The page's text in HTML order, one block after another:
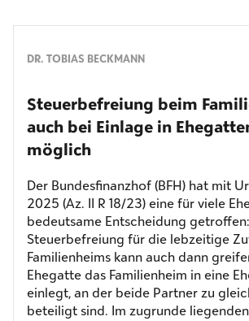
DR. TOBIAS BECKMANN
Steuerbefreiung beim
auch bei Einlage in
möglich
Der Bundesfinanzhof (BFH) hat mit
2025 (Az. II R 18/23) eine für viele
bedeutsame Entscheidung
Steuerbefreiung für die lebzeitige
Familienheims kann auch dann
Ehegatte das Familienheim in eine
einlegt, an der beide Partner zu
beteiligt sind. Im zugrunde